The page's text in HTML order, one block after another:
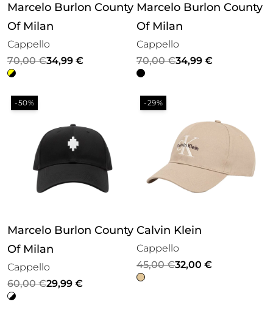
Marcelo Burlon County
Of Milan
Cappello
70,00€
Il
prezzo
originale
era:
34,99 €
Il
prezzo
attuale
è:
Marcelo Burlon County
Of Milan
Cappello
70,00€
Il
prezzo
originale
era:
34,99 €
Il
prezzo
attuale
è:
-50%
Marcelo Burlon County
Of Milan
Cappello
60,00€
Il
prezzo
29,99 €
Il
prezzo
-29%
Calvin Klein
Cappello
45,00€
Il
prezzo
32,00 €
Il
prezzo